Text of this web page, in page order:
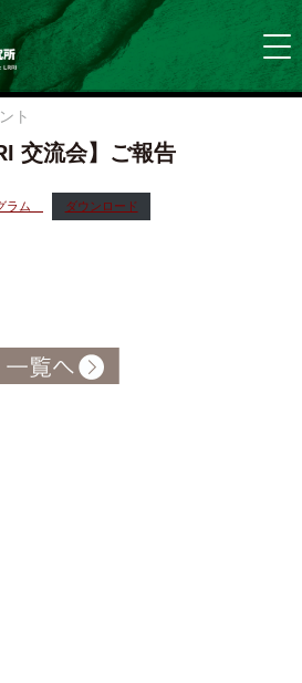
ト
交流会】ご報告
ラム ダウンロード